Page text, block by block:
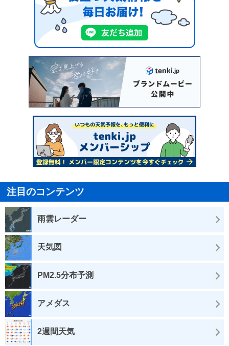
注目のコンテンツ
雨雲レーダー
天気図
PM2.5分布予測
アメダス
2週間天気